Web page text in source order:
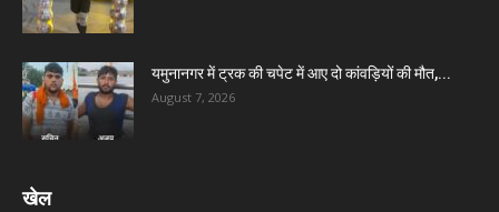
यमुनानगर में ट्रक की चपेट में आए दो कांवड़ियों की मौत,...
August 7, 2026
खेल